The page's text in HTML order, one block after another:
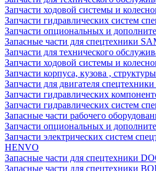
Запчасти ходовой системы и
Запчасти гидравлических систем
Запчасти опциональных и
Запасные части для спецтехники
Запчасти для технического
Запчасти ходовой системы и
Запчасти корпуса, кузова ,
Запчасти для двигателя
Запчасти гидравлических
Запчасти гидравлических систем
Запасные части рабочего
Запчасти опциональных и
Запчасти электрических систем
HENVO
Запасные части для спецтехники
Запасные части для спецтехники